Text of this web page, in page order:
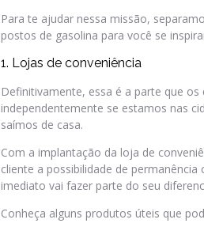
Para te ajudar nessa missão,
postos de gasolina para você se
1. Lojas de conveniência
Definitivamente, essa é a parte que
independentemente se estamos nas
saímos de casa.
Com a implantação da loja de
cliente a possibilidade de
imediato vai fazer parte do seu
Conheça alguns produtos úteis que